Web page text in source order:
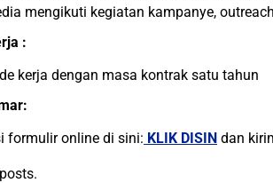
mengikuti kegiatan kampanye,
:
kerja dengan masa kontrak satu tahun
formulir online di sini: KLIK DISIN dan